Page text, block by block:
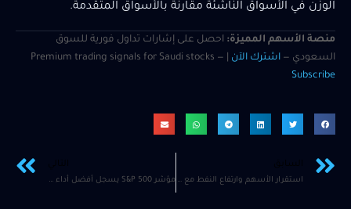
الوزن في الأسواق الناشئة مقارنة بالأسواق المتقدمة.
منصة الأسهم المميزة: احصل على إشارات تداول فورية للسوق
السعودي — اشترك الآن
Subscribe
استقرار الأسهم وارتفاع النفط مع ترقب المستثمرين الحذرين للأحداث في الشرق الأوسط مؤشر S&P 500 يسجل أفضل أداء في سبتمبر منذ 2013